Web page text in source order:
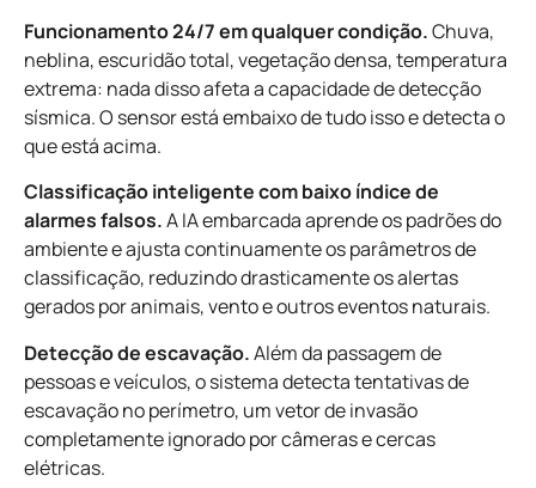
Funcionamento 24/7 em qualquer condição.Chuva,
neblina, escuridão total, vegetação densa, temperatura
extrema: nada disso afeta a capacidade de detecção
sísmica. O sensor está embaixo de tudo isso e detecta o
que está acima.
Classificação inteligente com baixo índice de
alarmes falsos.A IA embarcada aprende os padrões do
ambiente e ajusta continuamente os parâmetros de
classificação, reduzindo drasticamente os alertas
gerados por animais, vento e outros eventos naturais.
Detecção de escavação.Além da passagem de
pessoas e veículos, o sistema detecta tentativas de
escavação no perímetro, um vetor de invasão
completamente ignorado por câmeras e cercas
elétricas.